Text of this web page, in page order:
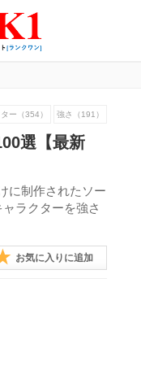
ー（354） 強さ（191）
選【最新
に制作されたソー
ラクターを強さ
お気に入りに追加